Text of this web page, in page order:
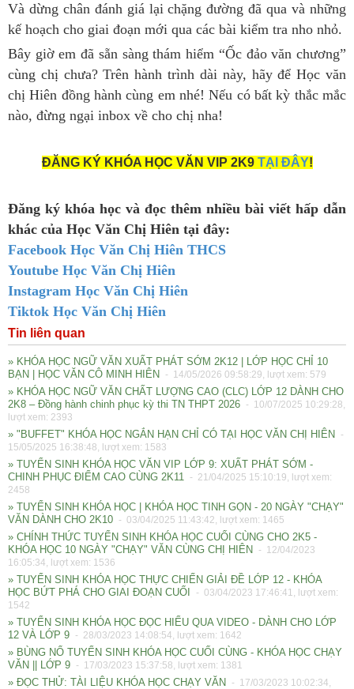
Và dừng chân đánh giá lại chặng đường đã qua và những
kế hoạch cho giai đoạn mới qua các bài kiểm tra nho nhỏ.
Bây giờ em đã sẵn sàng thám hiểm “Ốc đảo văn chương”
cùng chị chưa? Trên hành trình dài này, hãy để Học văn
chị Hiên đồng hành cùng em nhé! Nếu có bất kỳ thắc mắc
nào, đừng ngại inbox về cho chị nha!
ĐĂNG KÝ KHÓA HỌC VĂN VIP 2K9 TẠI ĐÂY!
Đăng ký khóa học và đọc thêm nhiều bài viết hấp dẫn
khác của Học Văn Chị Hiên tại đây:
Facebook Học Văn Chị Hiên THCS
Youtube Học Văn Chị Hiên
Instagram Học Văn Chị Hiên
Tiktok Học Văn Chị Hiên
Tin liên quan
» KHÓA HỌC NGỮ VĂN XUẤT PHÁT SỚM 2K12 | LỚP HỌC CHỈ 10
BẠN | HỌC VĂN CÔ MINH HIÊN
- 14/05/2026 09:58:29, lượt xem: 579
» KHÓA HỌC NGỮ VĂN CHẤT LƯỢNG CAO (CLC) LỚP 12 DÀNH CHO
2K8 – Đồng hành chinh phục kỳ thi TN THPT 2026 - 10/07/2025 10:29:28,
lượt xem: 2393
» "BUFFET" KHÓA HỌC NGẮN HẠN CHỈ CÓ TẠI HỌC VĂN CHỊ HIÊN
-
15/05/2025 16:38:48, lượt xem: 1583
» TUYỂN SINH KHÓA HỌC VĂN VIP LỚP 9: XUẤT PHÁT SỚM -
CHINH PHỤC ĐIỂM CAO CÙNG 2K11 - 21/04/2025 15:10:19, lượt xem:
2458
» TUYỂN SINH KHÓA HỌC | KHÓA HỌC TINH GỌN - 20 NGÀY "CHẠY"
VĂN DÀNH CHO 2K10 - 03/04/2025 11:43:42, lượt xem: 1465
» CHÍNH THỨC TUYỂN SINH KHÓA HỌC CUỐI CÙNG CHO 2K5 -
KHÓA HỌC 10 NGÀY "CHẠY" VĂN CÙNG CHỊ HIÊN
- 12/04/2023
16:05:34, lượt xem: 1536
» TUYỂN SINH KHÓA HỌC THỰC CHIẾN GIẢI ĐỀ LỚP 12 - KHÓA
HỌC BỨT PHÁ CHO GIAI ĐOẠN CUỐI
- 03/04/2023 17:46:41, lượt xem:
1542
» TUYỂN SINH KHÓA HỌC ĐỌC HIỂU QUA VIDEO - DÀNH CHO LỚP
12 VÀ LỚP 9 - 28/03/2023 14:08:54, lượt xem: 1642
» BÙNG NỔ TUYỂN SINH KHÓA HỌC CUỐI CÙNG - KHÓA HỌC CHẠY
VĂN || LỚP 9 - 17/03/2023 15:37:58, lượt xem: 1381
» ĐỌC THỬ: TÀI LIỆU KHÓA HỌC CHẠY VĂN
- 17/03/2023 10:02:34,